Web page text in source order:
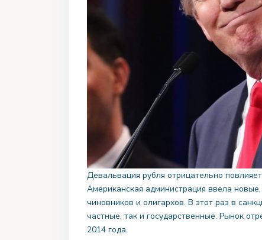
Девальвация рубля отрицательно
Американская администрация ввела
чиновников и олигархов. В этот раз в
частные, так и государственные. Рынок
2014 года.